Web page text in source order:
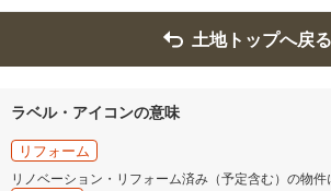
土地トップへ戻る
ラベル・アイコンの意味
リフォーム
リノベーション・リフォーム済み（予定含む）の物件